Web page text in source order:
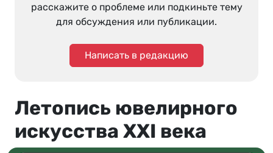
расскажите о проблеме или подкиньте тему
для обсуждения или публикации.
Написать в редакцию
Летопись ювелирного
искусства XXI века